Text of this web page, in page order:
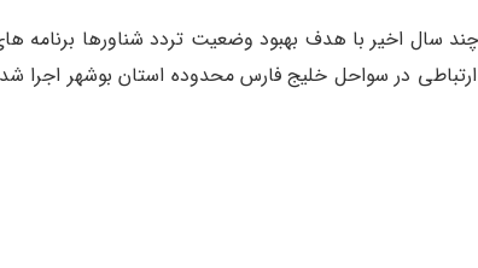
سال اخیر با هدف بهبود وضعیت تردد شناورها برنامه
در سواحل خلیج فارس محدوده استان بوشهر اجرا